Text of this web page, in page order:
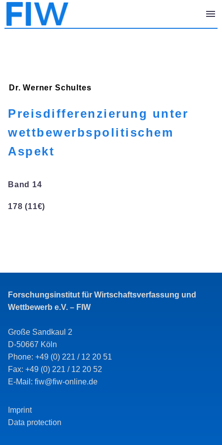
Dr. Werner Schultes
Preisdifferenzierung unter
wettbewerbspolitischem
Aspekt
Band 14
178 (11€)
Forschungsinstitut für Wirtschaftsverfassung und
Wettbewerb e.V. – FIW
Große Sandkaul 2
D-50667 Köln
Phone: +49 (0) 221 / 12 20 51
Fax: +49 (0) 221 / 12 20 52
E-Mail: fiw@fiw-online.de
Imprint
Data protection